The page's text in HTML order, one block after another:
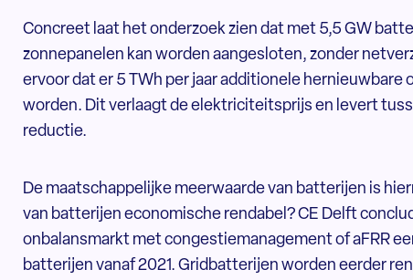
Concreet laat het onderzoek zien dat met 5,5 GW
zonnepanelen kan worden aangesloten, zonder
ervoor dat er 5 TWh per jaar additionele hernieuwbare
worden. Dit verlaagt de elektriciteitsprijs en levert
reductie.
De maatschappelijke meerwaarde van batterijen is
van batterijen economische rendabel? CE Delft
onbalansmarkt met congestiemanagement of aFRR
batterijen vanaf 2021. Gridbatterijen worden eerder